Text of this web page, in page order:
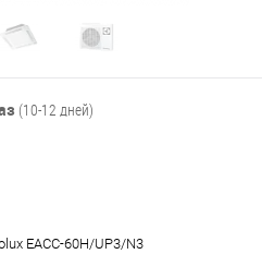
(10-12 дней)
EACС-60H/UP3/N3